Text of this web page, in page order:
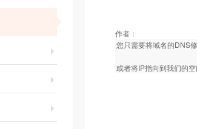
作者：
您只需要将域名的DNS
或者将IP指向到我们的空